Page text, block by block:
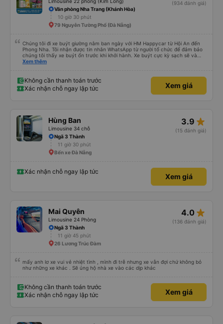
(934 đánh giá)
Văn phòng Nha Trang (Khánh Hòa)
10 giờ 30 phút
79 Nguyễn Tường Phổ (Đà Nẵng)
Chúng tôi đi xe buýt giường nằm ban ngày với HM Happycar từ Hội An đến
Phong Nha. Tôi nhận được tin nhắn WhatsApp từ người tổ chức để đảm bảo
chúng tôi thấy xe buýt ổn trước khi khởi hành. Xe buýt cực kỳ sạch sẽ và
trong tình trạng tuyệt vời. Các khoang giường nhỏ riêng tư và nằm phẳng
5&#39;9&quot; và có thể làm như vậy với bàn chân cong. Có một cổng USB,
đèn và lỗ thông hơi. Việc lái xe rất an toàn và có hai tài xế thay phiên nhau
giúp chúng tôi cũng cảm thấy an toàn. Chúng tôi dừng lại 3 lần để đi vệ sinh.
Họ đã tìm thấy chúng và sắp xếp một nhà trọ gần đó để chúng tôi trả lại
chúng để chúng tôi có thể đến đón bất cứ lúc nào thuận tiện. Nhìn chung
rất ấn tượng, sẽ đặt lại với họ.
Xem thêm
Không cần thanh toán trước
Xác nhận chỗ ngay lập tức
Xem giá
Hùng Ban
Limousine 34 chỗ
3.9 star_rate
(15 đánh giá)
Ngã 3 Thành
11 giờ 30 phút
Bến xe Đà Nẵng
Xác nhận chỗ ngay lập tức
Xem giá
Mai Quyên
Limousine 24 Phòng
4.0 star_rate
(136 đánh giá)
Ngã 3 Thành
11 giờ 45 phút
26 Lương Trúc Đàm
mấy anh lơ xe vui vẻ nhiệt tình , mình đi trễ nhưng xe vẫn đợi chứ không bỏ
như những xe khác . Sẽ ủng hộ nhà xe vào các dịp khác
Không cần thanh toán trước
Xác nhận chỗ ngay lập tức
Xem giá